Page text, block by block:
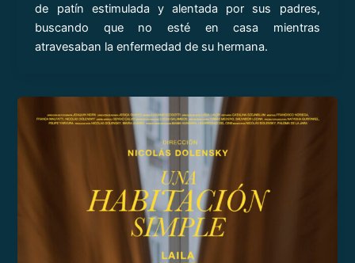
de patín estimulada y alentada por sus padres,
buscando que no esté en casa mientras
atravesaban la enfermedad de su hermana.